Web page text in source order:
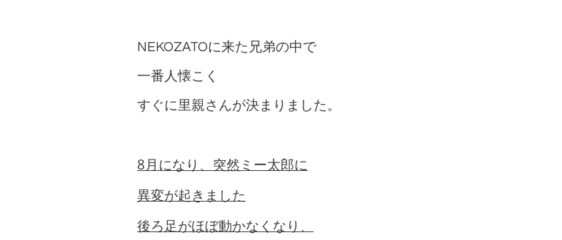
NEKOZATOに来た兄弟の中で
一番人懐こく
すぐに里親さんが決まりました。
8月になり、突然ミー太郎に
異変が起きました
後ろ足がほぼ動かなくなり、